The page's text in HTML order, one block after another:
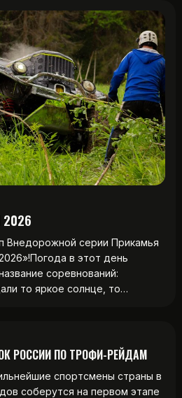
Внедорожной серии Прикамья
в этот день
соревнований:
то яркое солнце, то…
РОССИИ ПО ТРОФИ-РЕЙДАМ
спортсмены страны в
соберутся на первом этапе